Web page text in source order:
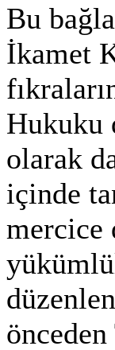
Bu
İkamet
Hukuku
olarak
içinde
mercice